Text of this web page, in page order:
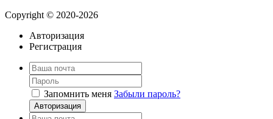
Copyright © 2020-2026
Авторизация
Регистрация
Запомнить меня Забыли пароль?
Авторизация